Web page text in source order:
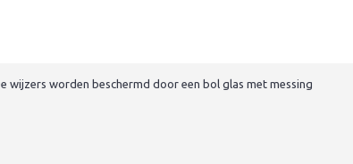
worden beschermd door een bol glas met messing